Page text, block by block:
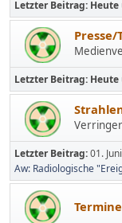
Letzter Beitrag: Heute
Letzter Beitrag: Heute
Letzter Beitrag:01.
Aw: Radiologische